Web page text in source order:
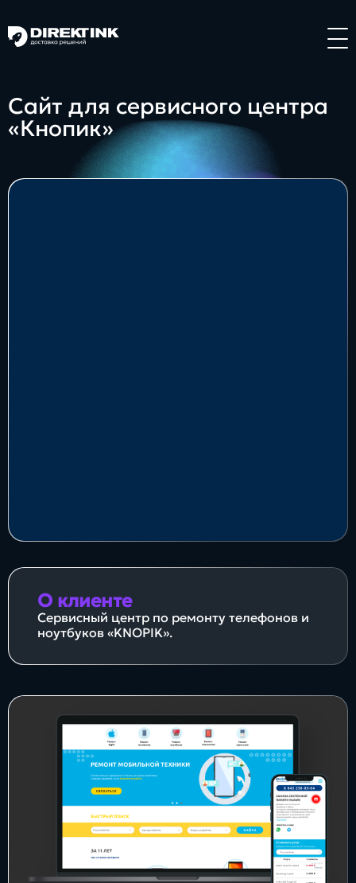
Направления
Art Web System
Direkt
О нас
Заполнить
Контакты
Сайт для сервисного центра
«Кнопик»
О клиенте
Сервисный центр по ремонту телефонов и
ноутбуков «KNOPIK».